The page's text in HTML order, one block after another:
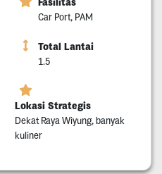
Car Port, PAM
Total Lantai
1.5
Lokasi Strategis
Dekat Raya Wiyung, banyak
kuliner